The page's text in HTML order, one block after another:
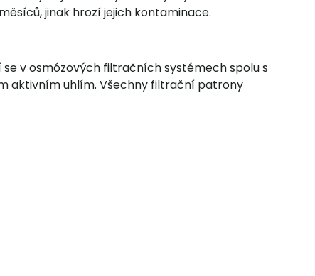
jinak hrozí jejich kontaminace.
v osmózových filtračních systémech spolu s
aktivním uhlím. Všechny filtrační patrony